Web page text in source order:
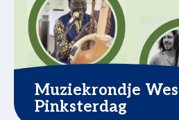
Muziekrondje
Pinksterdag